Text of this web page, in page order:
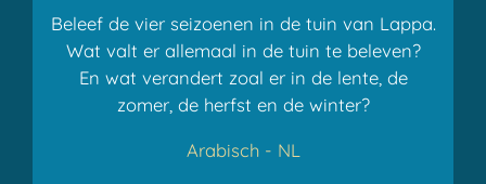
Beleef de vier seizoenen in de tuin van Lappa.
Wat valt er allemaal in de tuin te beleven?
En wat verandert zoal er in de lente, de
zomer, de herfst en de winter?
Arabisch - NL